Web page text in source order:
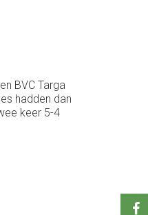
BVC Targa
hadden dan
keer 5-4